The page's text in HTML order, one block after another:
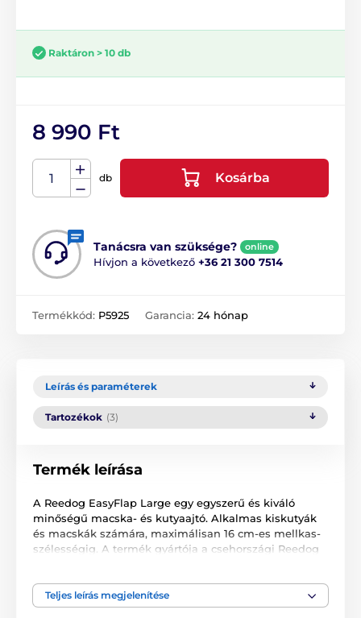
Raktáron > 10 db
8 990 Ft
db Kosárba
Tanácsra van szüksége? online
Hívjon a következő +36 21 300 7514
Termékkód: P5925 Garancia: 24 hónap
Leírás és paraméterek
Tartozékok (3)
Termék leírása
A Reedog EasyFlap Large egy egyszerű és kiváló
minőségű macska- és kutyaajtó. Alkalmas kiskutyák
és macskák számára, maximálisan 16 cm-es mellkas-
szélességig. A termék gyártója a csehországi Reedog
szerelése nagyon egyszerű. Felszerelhető bármilyen
felületre: fa, PVC, fém, üveg vagy tégla.
Teljes leírás megjelenítése